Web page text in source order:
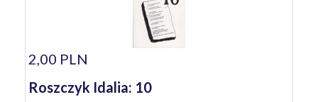
2,00 PLN
Roszczyk Idalia: 10